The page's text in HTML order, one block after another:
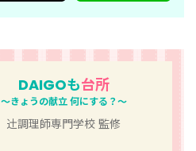
DAIGOも台所
～きょうの献立 何にする？～
辻󠄀調理師専門学校 監修